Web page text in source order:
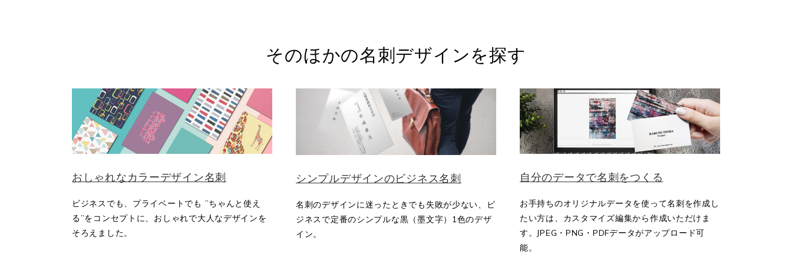
そのほかの名刺デザインを探す
おしゃれなカラーデザイン名刺
ビジネスでも、プライベートでも ”ちゃんと使え
る”をコンセプトに、おしゃれで大人なデザインを
そろえました。
シンプルデザインのビジネス名刺
名刺のデザインに迷ったときでも失敗が少ない、ビ
ジネスで定番のシンプルな黒（墨文字）1色のデザ
イン。
自分のデータで名刺をつくる
お手持ちのオリジナルデータを使って名刺を作成し
たい方は、カスタマイズ編集から作成いただけま
す。JPEG・PNG・PDFデータがアップロード可
能。